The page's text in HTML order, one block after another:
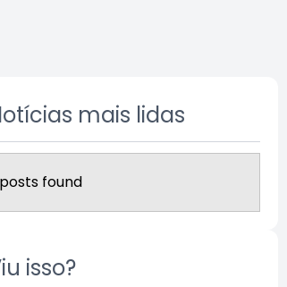
mais lidas
found
isso?